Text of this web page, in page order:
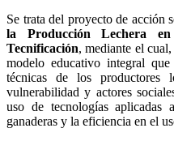
Se trata del proyecto de acción
la Producción Lechera
Tecnificación, mediante el
modelo educativo integral
técnicas de los productores
vulnerabilidad y actores
uso de tecnologías aplicadas
ganaderas y la eficiencia en el